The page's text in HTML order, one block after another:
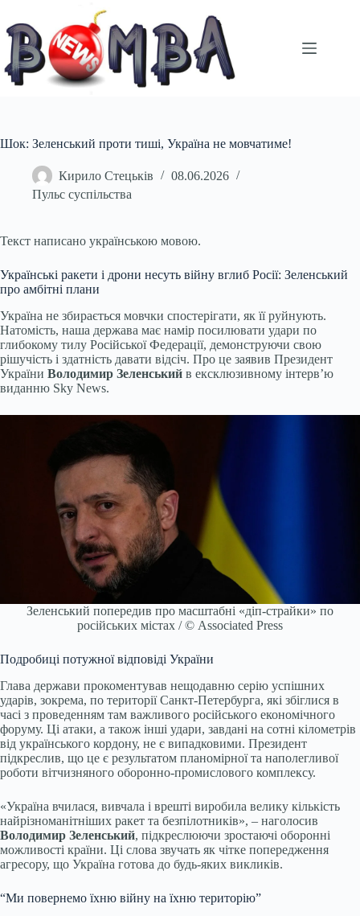
вмісту
Шок: Зеленський проти тиші, Україна не мовчатиме!
Кирило Стецьків
08.06.2026
Пульс суспільства
Текст написано українською мовою.
Українські ракети і дрони несуть війну вглиб Росії: Зеленський
про амбітні плани
Україна не збирається мовчки спостерігати, як її руйнують.
Натомість, наша держава має намір посилювати удари по
глибокому тилу Російської Федерації, демонструючи свою
рішучість і здатність давати відсіч. Про це заявив Президент
України Володимир Зеленський в ексклюзивному інтерв’ю
виданню Sky News.
Зеленський попередив про масштабні «діп-страйки» по
російських містах / © Associated Press
Подробиці потужної відповіді України
Глава держави прокоментував нещодавню серію успішних
ударів, зокрема, по території Санкт-Петербурга, які збіглися в
часі з проведенням там важливого російського економічного
форуму. Ці атаки, а також інші удари, завдані на сотні кілометрів
від українського кордону, не є випадковими. Президент
підкреслив, що це є результатом планомірної та наполегливої
роботи вітчизняного оборонно-промислового комплексу.
«Україна вчилася, вивчала і врешті виробила велику кількість
найрізноманітніших ракет та безпілотників», – наголосив
Володимир Зеленський, підкреслюючи зростаючі оборонні
можливості країни. Ці слова звучать як чітке попередження
агресору, що Україна готова до будь-яких викликів.
“Ми повернемо їхню війну на їхню територію”